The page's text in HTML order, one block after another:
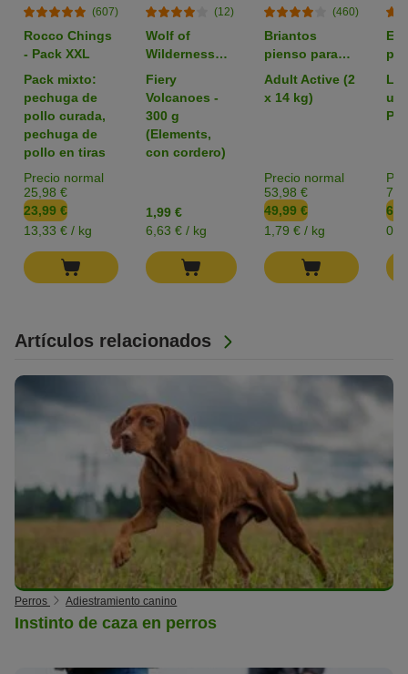
Artículos relacionados
Perros Adiestramiento canino
Instinto de caza en perros
(607)
Rocco Chings
- Pack XXL
Pack mixto:
pechuga de
pollo curada,
pechuga de
pollo en tiras
Precio normal
25,98 €
23,99 €
13,33 € / kg
(12)
Wolf of
Wilderness
pienso para
perros -
Formato de
prueba
Fiery
Volcanoes -
300 g
(Elements,
con cordero)
1,99 €
6,63 € / kg
(460)
Briantos
pienso para
perros - Pack
Ahorro
Adult Active (2
x 14 kg)
Precio normal
53,98 €
49,99 €
1,79 € / kg
L: